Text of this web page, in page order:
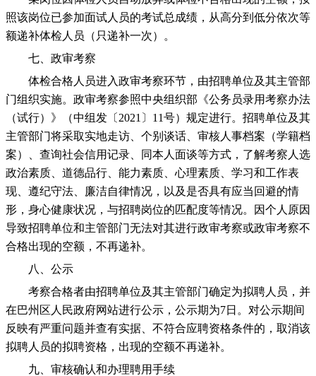
照该岗位已参加面试人员的考试总成绩，从高分到低分依次等
额递补体检人员（只递补一次）。
七、政审考察
体检合格人员进入政审考察环节，由招聘单位及其主管部
门组织实施。政审考察参照中央组织部《公务员录用考察办法
（试行）》（中组发〔2021〕11号）规定进行。招聘单位及其
主管部门将采取实地走访、个别谈话、审核人事档案（学籍档
案）、查询社会信用记录、同本人面谈等方式，了解考察人选
政治素质、道德品行、能力素质、心理素质、学习和工作表
现、遵纪守法、廉洁自律情况，以及是否具有应当回避的情
形，身心健康状况，与招聘岗位的匹配度等情况。因个人原因
导致招聘单位和主管部门无法对其进行政审考察或政审考察不
合格出现的空额，不再递补。
八、公示
考察合格者由招聘单位及其主管部门确定为拟聘人员，并
在巴州区人民政府网站进行公示，公示期为7日。对公示期间
反映有严重问题并查有实据、不符合应聘资格条件的，取消该
拟聘人员的拟聘资格，出现的空额不再递补。
九、审核确认和办理聘用手续